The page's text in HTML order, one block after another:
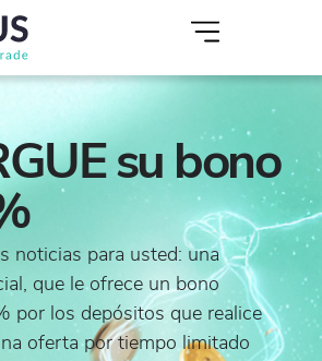
su bono
noticias para usted: una
que le ofrece un bono
por los depósitos que realice
oferta por tiempo limitado